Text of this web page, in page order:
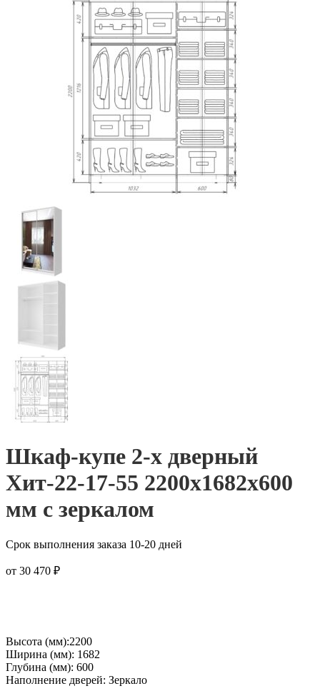
Шкаф-купе 2-х дверный
Хит-22-17-55 2200x1682x600
мм с зеркалом
Срок выполнения заказа 10-20 дней
от 30 470 ₽
Высота (мм):2200
Ширина (мм): 1682
Глубина (мм): 600
Наполнение дверей: Зеркало